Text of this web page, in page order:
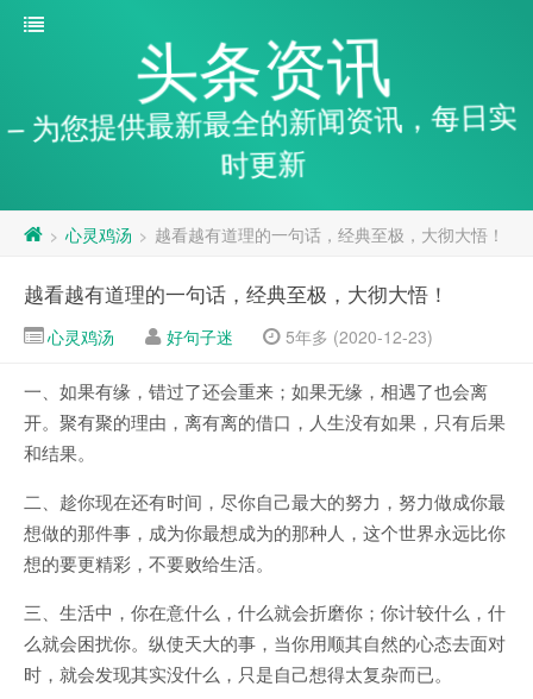
头条资讯
– 为您提供最新最全的新闻资讯，每日实
时更新
> 心灵鸡汤 > 越看越有道理的一句话，经典至极，大彻大悟！
越看越有道理的一句话，经典至极，大彻大悟！
心灵鸡汤 好句子迷 5年多 (2020-12-23)
一、如果有缘，错过了还会重来；如果无缘，相遇了也会离
开。聚有聚的理由，离有离的借口，人生没有如果，只有后果
和结果。
二、趁你现在还有时间，尽你自己最大的努力，努力做成你最
想做的那件事，成为你最想成为的那种人，这个世界永远比你
想的要更精彩，不要败给生活。
三、生活中，你在意什么，什么就会折磨你；你计较什么，什
么就会困扰你。纵使天大的事，当你用顺其自然的心态去面对
时，就会发现其实没什么，只是自己想得太复杂而已。